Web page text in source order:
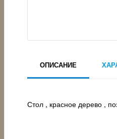
ОПИСАНИЕ
Стол , красное дерево ,